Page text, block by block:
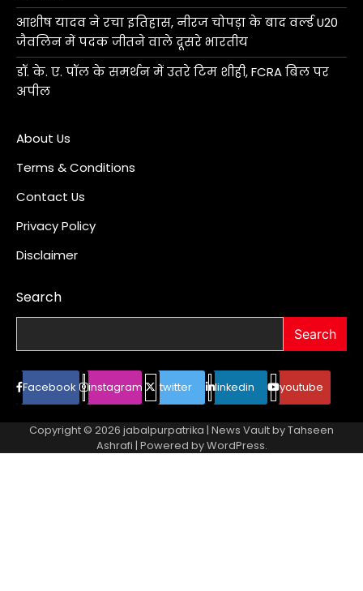
आशीष यादव ने रचा इतिहास, नीरज चोपड़ा के बाद वर्ल्ड U20
जैवलिन में पदक जीतने वाले दूसरे भारतीय
डॉ. के. ए. पॉल के समर्थन में उतरे टिम शीही, FCRA बिल पर
अपील
About Us
Terms & Conditions
Contact Us
Privacy Policy
Disclaimer
Search
Search
Facebook instagram twitter linkedin youtube
Copyright © 2026 jabalpurpatrika | News Vault byTahseen
Ashrafi | Powered byWordPress.